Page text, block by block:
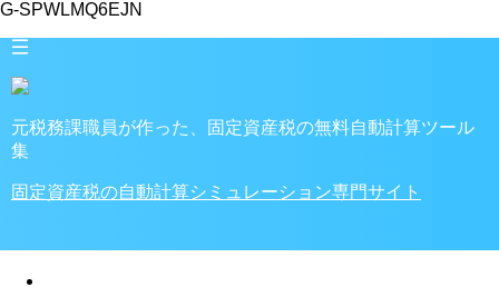
G-SPWLMQ6EJN
元税務課職員が作った、固定資産税の無料自動計算ツール
集
固定資産税の自動計算シミュレーション専門サイト